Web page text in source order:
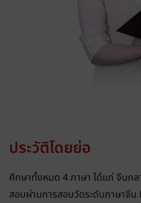
ประวัติโดยย่อ
ศึกษาทั้งหมด 4 ภาษา ได้แก่ จีนก
สอบผ่านการสอบวัดระดับภาษาจีน